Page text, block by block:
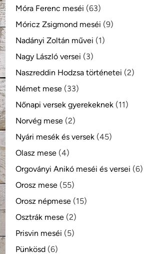
Móra Ferenc meséi (63)
Móricz Zsigmond meséi (9)
Nadányi Zoltán művei (1)
Nagy László versei (3)
Naszreddin Hodzsa történetei (2)
Német mese (33)
Nőnapi versek gyerekeknek (11)
Norvég mese (2)
Nyári mesék és versek (45)
Olasz mese (4)
Orgoványi Anikó meséi és versei (6)
Orosz mese (55)
Orosz népmese (15)
Osztrák mese (2)
Prisvin meséi (5)
Pünkösd (6)